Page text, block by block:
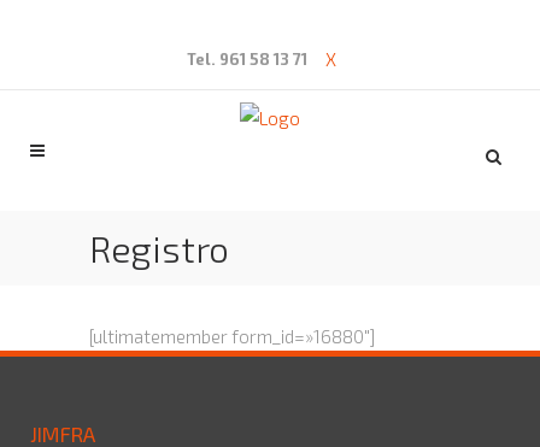
Tel. 961 58 13 71 X
Registro
[ultimatemember form_id=»16880″]
JIMFRA